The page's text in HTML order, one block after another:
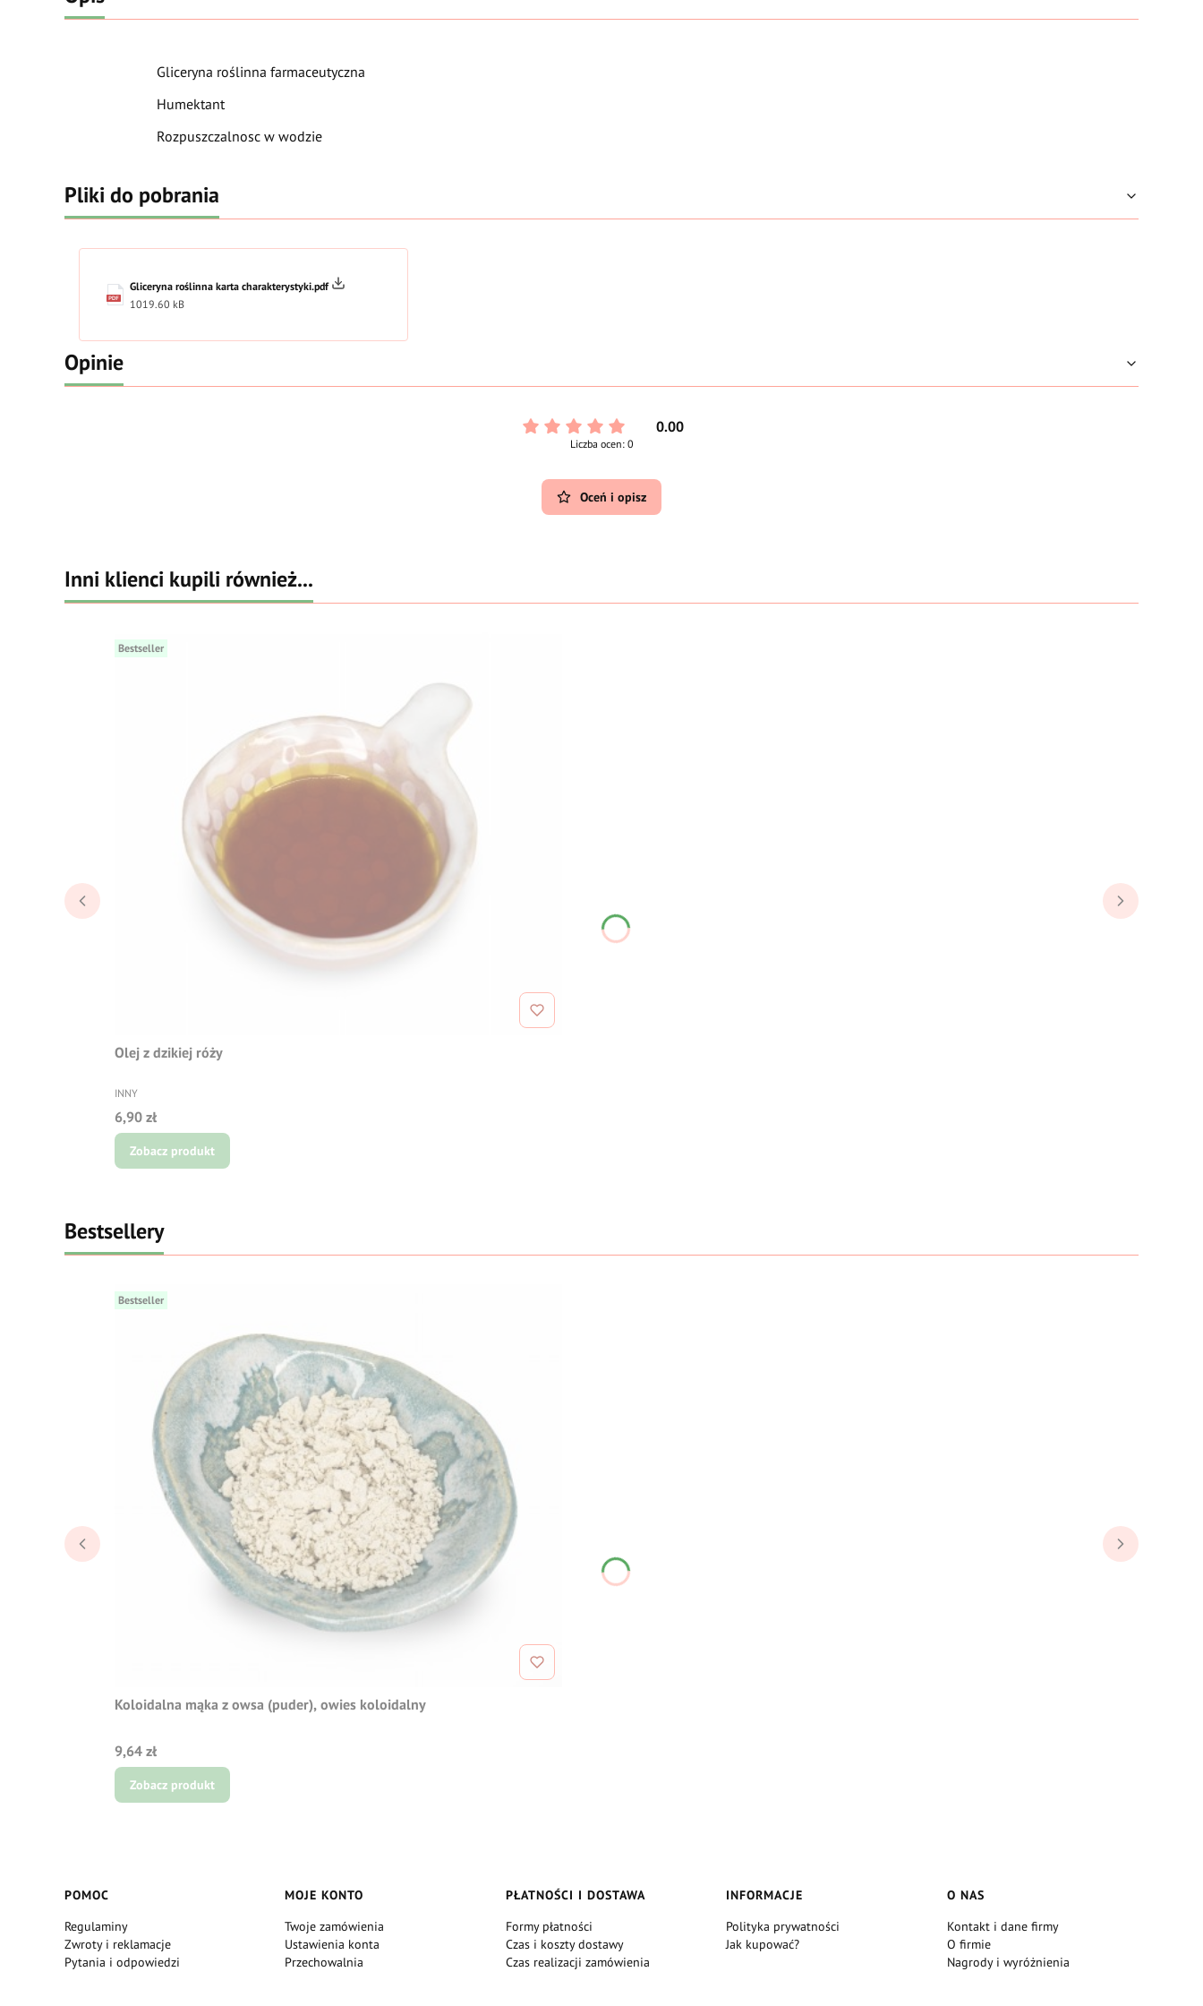
Gliceryna roślinna farmaceutyczna
Humektant
Rozpuszczalnosc w wodzie
Pliki do pobrania
Gliceryna roślinna karta charakterystyki.pdf
1019.60 kB
Opinie
0.00
Liczba ocen: 0
Oceń i opisz
Inni klienci kupili również...
Bestseller
Olej z dzikiej róży
PRODUCENT
INNY
Cena
6,90 zł
Zobacz produkt
Bestsellery
Bestseller
Koloidalna mąka z owsa (puder), owies koloidalny
Cena
9,64 zł
Zobacz produkt
Linki w stopce
POMOC
Regulaminy
Zwroty i reklamacje
Pytania i odpowiedzi
MOJE KONTO
Twoje zamówienia
Ustawienia konta
Przechowalnia
PŁATNOŚCI I DOSTAWA
Formy płatności
Czas i koszty dostawy
Czas realizacji zamówienia
INFORMACJE
Polityka prywatności
Jak kupować?
O NAS
Kontakt i dane firmy
O firmie
Nagrody i wyróżnienia